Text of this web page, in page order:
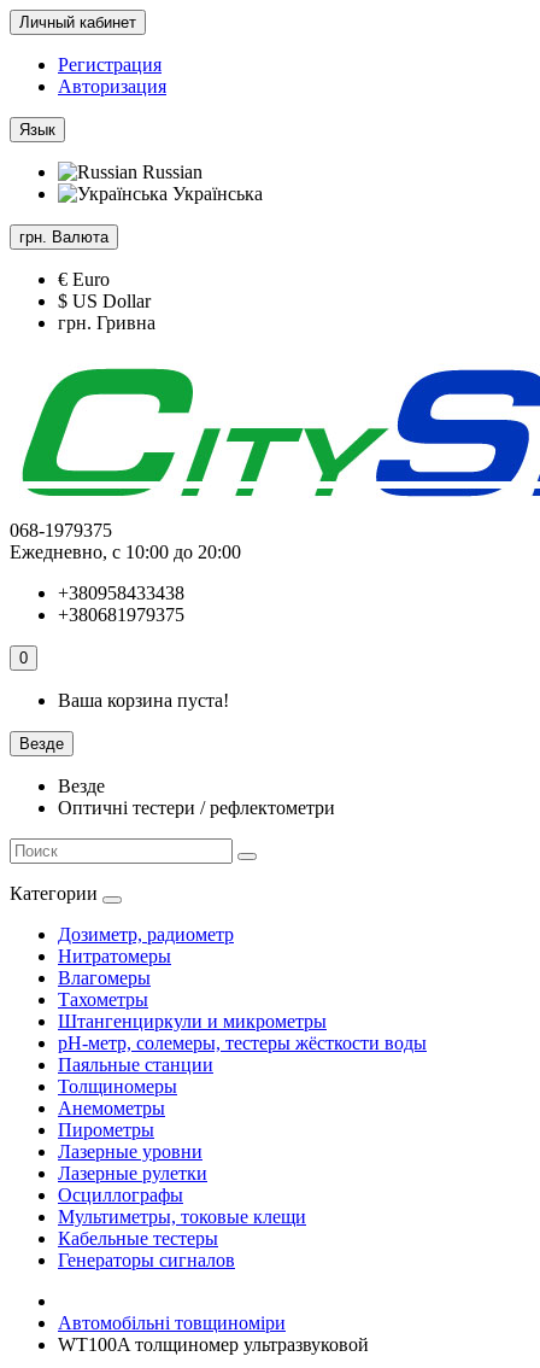
Личный кабинет
Регистрация
Авторизация
Язык
Russian
Українська
грн. Валюта
€ Euro
$ US Dollar
грн. Гривна
068-1979375
Ежедневно, с 10:00 до 20:00
+380958433438
+380681979375
0
Ваша корзина пуста!
Везде
Везде
Оптичні тестери / рефлектометри
Категории
Дозиметр, радиометр
Нитратомеры
Влагомеры
Тахометры
Штангенциркули и микрометры
pH-метр, солемеры, тестеры жёсткости воды
Паяльные станции
Толщиномеры
Анемометры
Пирометры
Лазерные уровни
Лазерные рулетки
Осциллографы
Мультиметры, токовые клещи
Кабельные тестеры
Генераторы сигналов
Автомобільні товщиноміри
WT100A толщиномер ультразвуковой